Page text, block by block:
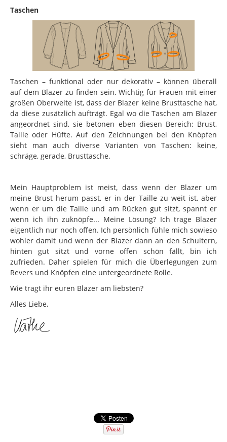
Taschen
Taschen – funktional oder nur dekorativ – können überall
auf dem Blazer zu finden sein. Wichtig für Frauen mit einer
großen Oberweite ist, dass der Blazer keine Brusttasche hat,
da diese zusätzlich aufträgt. Egal wo die Taschen am Blazer
angeordnet sind, sie betonen eben diesen Bereich: Brust,
Taille oder Hüfte. Auf den Zeichnungen bei den Knöpfen
sieht man auch diverse Varianten von Taschen: keine,
schräge, gerade, Brusttasche.
Mein Hauptproblem ist meist, dass wenn der Blazer um
meine Brust herum passt, er in der Taille zu weit ist, aber
wenn er um die Taille und am Rücken gut sitzt, spannt er
wenn ich ihn zuknöpfe... Meine Lösung? Ich trage Blazer
eigentlich nur noch offen. Ich persönlich fühle mich sowieso
wohler damit und wenn der Blazer dann an den Schultern,
hinten gut sitzt und vorne offen schön fällt, bin ich
zufrieden. Daher spielen für mich die Überlegungen zum
Revers und Knöpfen eine untergeordnete Rolle.
Wie tragt ihr euren Blazer am liebsten?
Alles Liebe,